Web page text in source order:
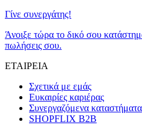
Γίνε συνεργάτης!
Άνοιξε τώρα το δικό σου
πωλήσεις σου.
ΕΤΑΙΡΕΙΑ
Σχετικά με εμάς
Ευκαιρίες καριέρας
Συνεργαζόμενα καταστήματα
SHOPFLIX B2B